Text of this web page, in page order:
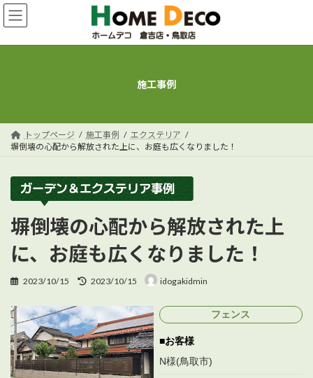
コ
ン
ン
ナ
ビ
ー
施工事例
トップページ 施工事例
エクステリア
塀倒壊の心配から解放された上に、お庭も広くなりました！
塀倒壊の心配から解放された上
に、お庭も広くなりました！
2023/10/15
最
新
日
時
:
2023/10/15 idogakidmin
フェンス
お客様
N様(鳥取市)